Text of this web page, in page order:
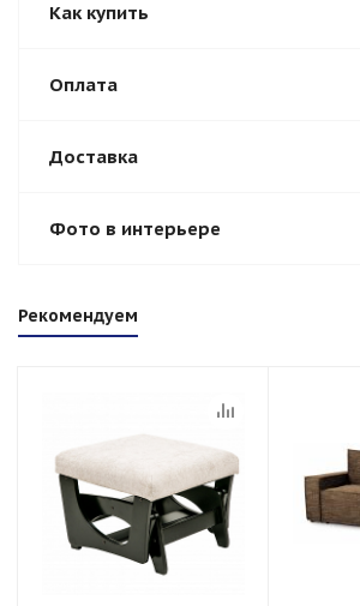
Как купить
Оплата
Доставка
Фото в интерьере
Рекомендуем